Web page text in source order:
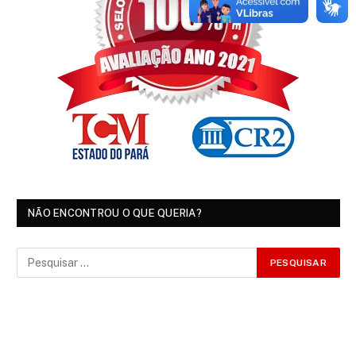
NÃO ENCONTROU O QUE QUERIA?